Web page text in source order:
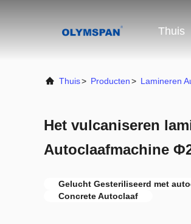
Thuis
Thuis> Producten> Lamineren
Het vulcaniseren
Autoclaafmachine
Gelucht Gesteriliseerd met
Concrete Autoclaaf